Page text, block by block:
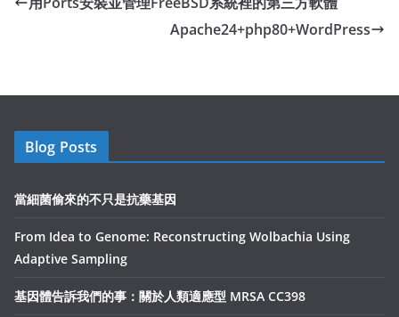
Apache24+php80+WordPress
Blog Posts
當細菌偷來的不只是抗藥基因
From Idea to Genome: Reconstructing Wolbachia Using
Adaptive Sampling
基因體告訴我們的事：關於人類適應型 MRSA CC398